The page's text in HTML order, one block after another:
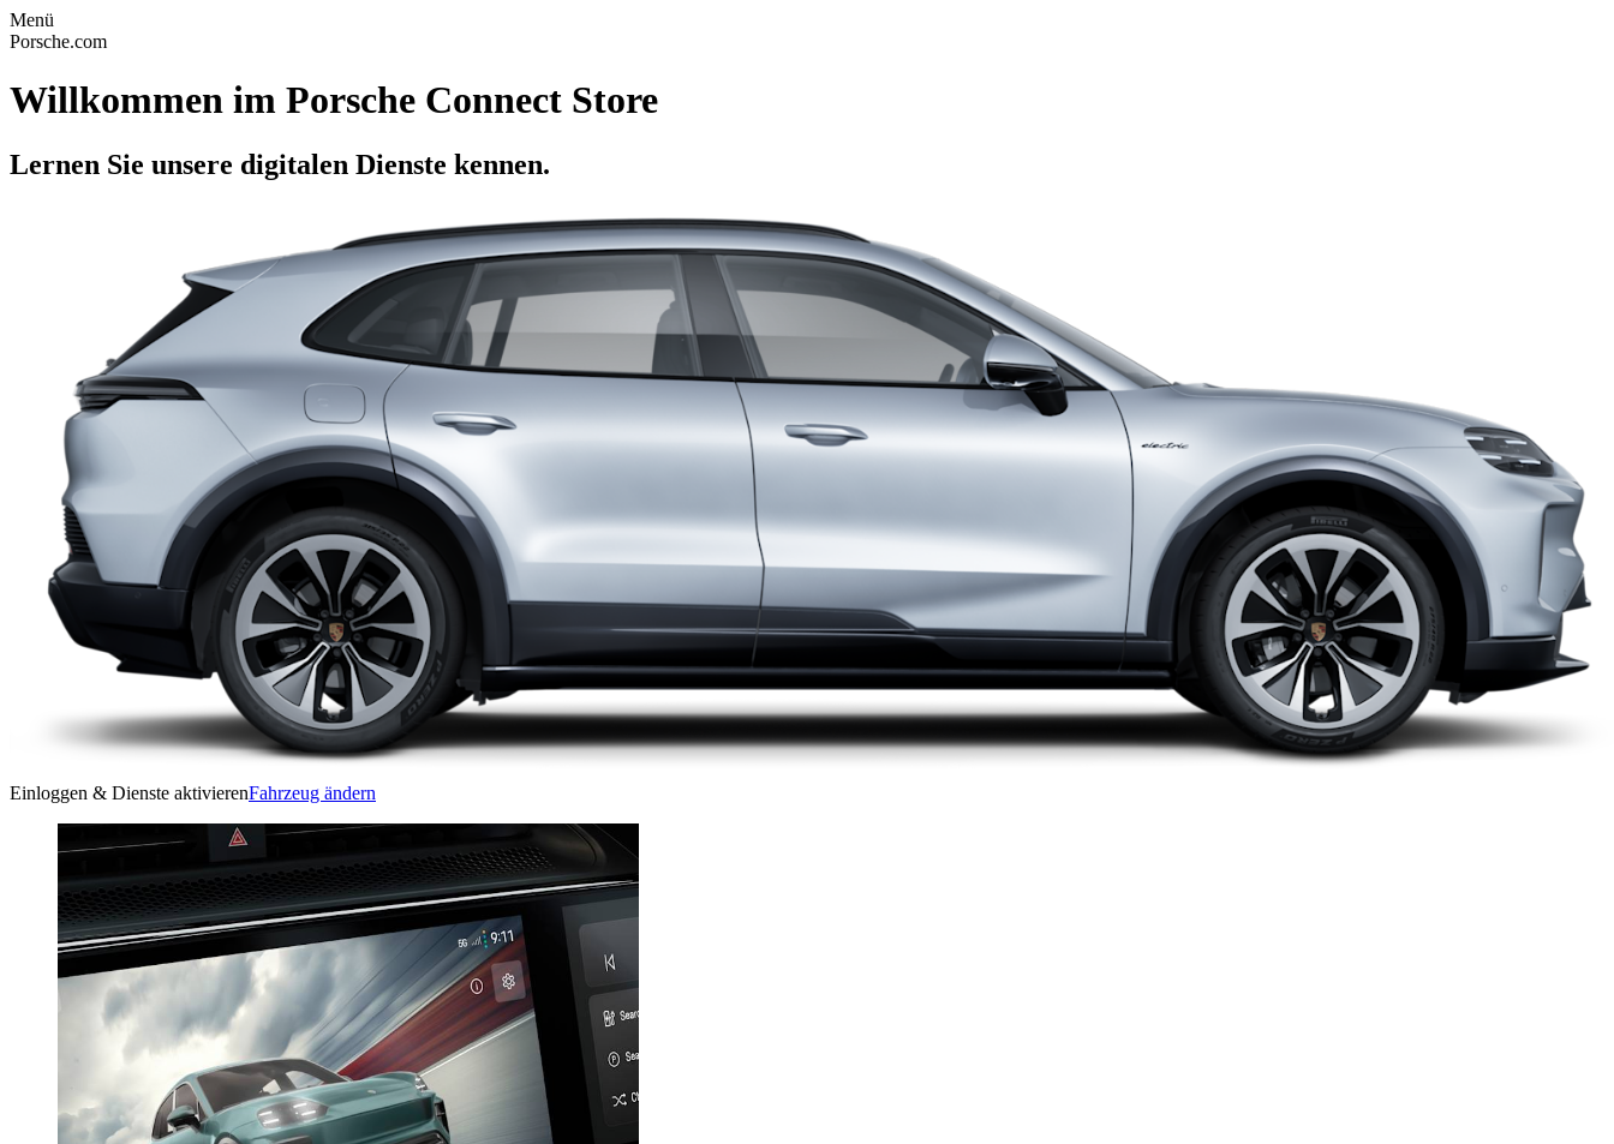
Menü
Porsche.com
Willkommen im Porsche Connect Store
Lernen Sie unsere digitalen Dienste kennen.
Einloggen & Dienste aktivierenFahrzeug ändern